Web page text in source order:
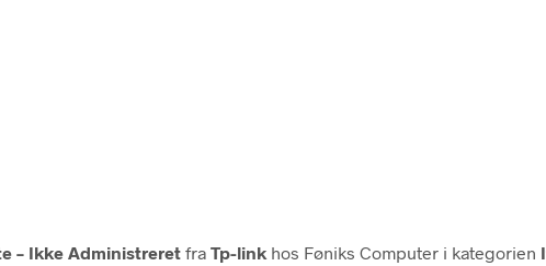
– Ikke Administreret fra Tp-link hos Føniks Computer i kategorien